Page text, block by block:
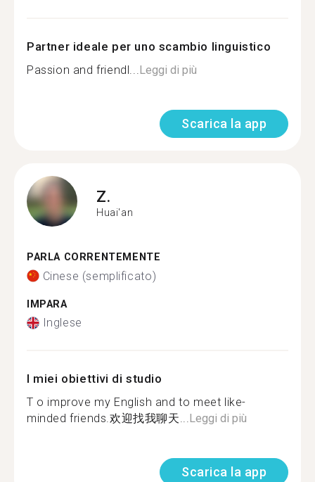
Partner ideale per uno scambio linguistico
Passion and friendl...Leggi di più
Scarica la app
Z.
Huai'an
PARLA CORRENTEMENTE
Cinese (semplificato)
IMPARA
Inglese
I miei obiettivi di studio
T o improve my English and to meet like-
minded friends.欢迎找我聊天...Leggi di più
Scarica la app